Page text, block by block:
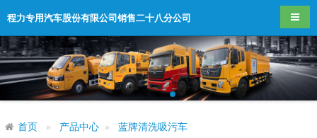
程力专用汽车股份有限公司销售二十八分公司 导航
首页 产品中心 蓝牌清洗吸污车